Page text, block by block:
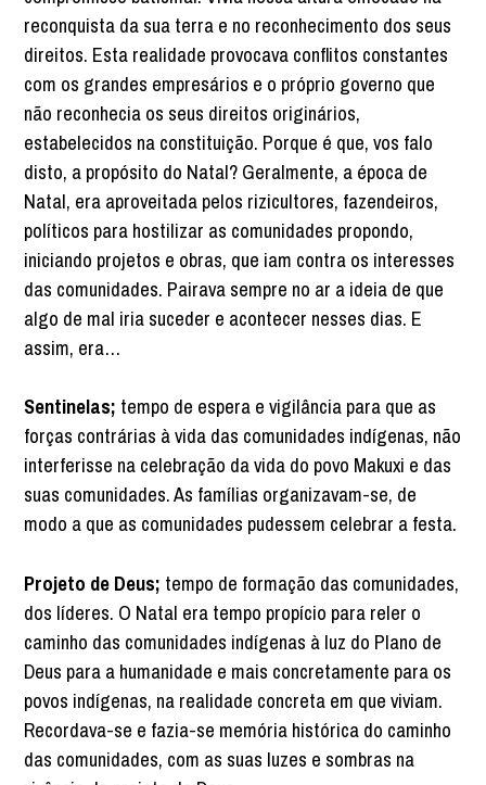
reconquista da sua terra e no reconhecimento dos seus
direitos. Esta realidade provocava conflitos constantes
com os grandes empresários e o próprio governo que
não reconhecia os seus direitos originários,
estabelecidos na constituição. Porque é que, vos falo
disto, a propósito do Natal? Geralmente, a época de
Natal, era aproveitada pelos rizicultores, fazendeiros,
políticos para hostilizar as comunidades propondo,
iniciando projetos e obras, que iam contra os interesses
das comunidades. Pairava sempre no ar a ideia de que
algo de mal iria suceder e acontecer nesses dias. E
assim, era…
Sentinelas; tempo de espera e vigilância para que as
forças contrárias à vida das comunidades indígenas, não
interferisse na celebração da vida do povo Makuxi e das
suas comunidades. As famílias organizavam-se, de
modo a que as comunidades pudessem celebrar a festa.
Projeto de Deus; tempo de formação das comunidades,
dos líderes. O Natal era tempo propício para reler o
caminho das comunidades indígenas à luz do Plano de
Deus para a humanidade e mais concretamente para os
povos indígenas, na realidade concreta em que viviam.
Recordava-se e fazia-se memória histórica do caminho
das comunidades, com as suas luzes e sombras na